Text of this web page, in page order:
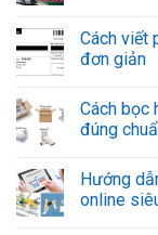
Cách viết
đơn giản
Cách bọc
đúng
Hướng
online